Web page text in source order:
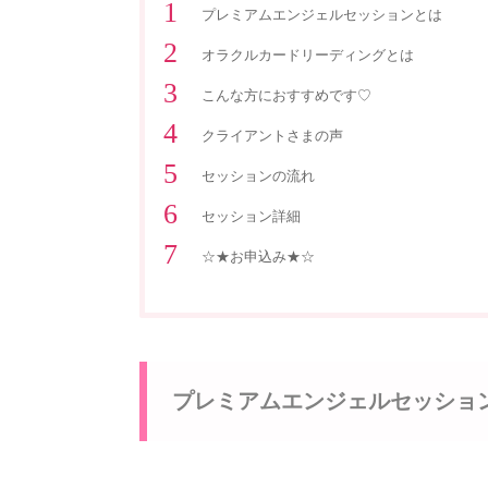
プレミアムエンジェルセッションとは
オラクルカードリーディングとは
こんな方におすすめです♡
クライアントさまの声
セッションの流れ
セッション詳細
☆★お申込み★☆
プレミアムエンジェルセッショ